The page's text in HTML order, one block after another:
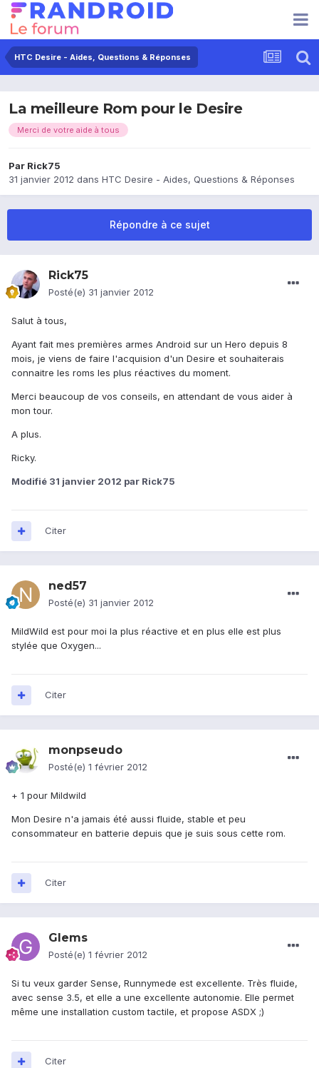
HTC Desire - Aides, Questions & Réponses
La meilleure Rom pour le Desire
Merci de votre aide à tous
Par Rick75
31 janvier 2012 dans HTC Desire - Aides, Questions & Réponses
Répondre à ce sujet
Rick75
Posté(e) 31 janvier 2012
Salut à tous,
Ayant fait mes premières armes Android sur un Hero depuis 8
mois, je viens de faire l'acquision d'un Desire et souhaiterais
connaitre les roms les plus réactives du moment.
Merci beaucoup de vos conseils, en attendant de vous aider à
mon tour.
A plus.
Ricky.
Modifié 31 janvier 2012 par Rick75
Citer
ned57
Posté(e) 31 janvier 2012
MildWild est pour moi la plus réactive et en plus elle est plus
stylée que Oxygen...
Citer
monpseudo
Posté(e) 1 février 2012
+ 1 pour Mildwild
Mon Desire n'a jamais été aussi fluide, stable et peu
consommateur en batterie depuis que je suis sous cette rom.
Citer
Glems
Posté(e) 1 février 2012
Si tu veux garder Sense, Runnymede est excellente. Très fluide,
avec sense 3.5, et elle a une excellente autonomie. Elle permet
même une installation custom tactile, et propose ASDX ;)
Citer